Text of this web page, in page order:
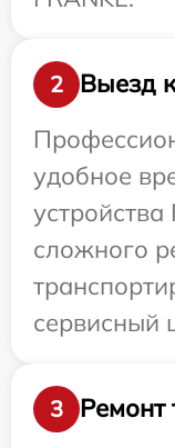
2
Выезд
удобное
устройства
сложного
сервисный
3
Ремонт